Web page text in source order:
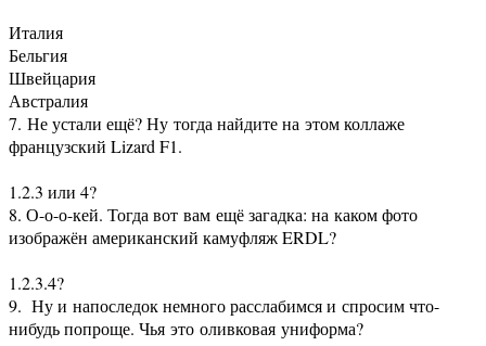
Италия
Бельгия
Швейцария
Австралия
7. Не устали ещё? Ну тогда найдите на этом коллаже
французский Lizard F1.
1.2.3 или 4?
8. О-о-о-кей. Тогда вот вам ещё загадка: на каком фото
изображён американский камуфляж ERDL?
1.2.3.4?
9. Ну и напоследок немного расслабимся и спросим что-
нибудь попроще. Чья это оливковая униформа?